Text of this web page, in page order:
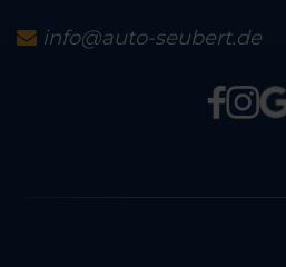
info@auto-seubert.de